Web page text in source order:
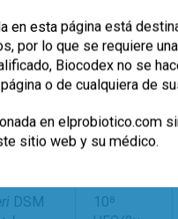
lactis
109–
día
DSM
108
en esta página está
por lo que se requiere
Biocodex no se
o de cualquiera de
en elprobiotico.com
sitio web y su médico.